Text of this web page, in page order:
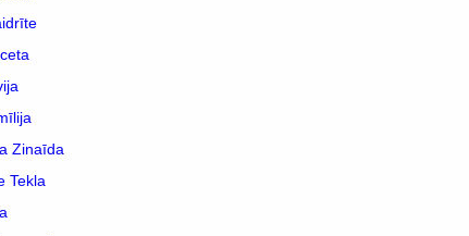
Zinaīda
Tekla